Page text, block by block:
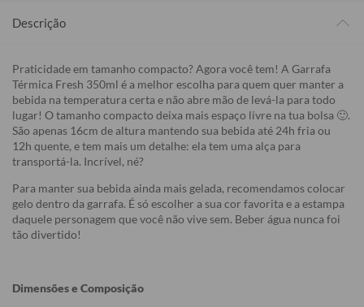
Descrição
Praticidade em tamanho compacto? Agora você tem! A Garrafa
Térmica Fresh 350ml é a melhor escolha para quem quer manter a
bebida na temperatura certa e não abre mão de levá-la para todo
lugar! O tamanho compacto deixa mais espaço livre na tua bolsa 🙂.
São apenas 16cm de altura mantendo sua bebida até 24h fria ou
12h quente, e tem mais um detalhe: ela tem uma alça para
transportá-la. Incrível, né?
Para manter sua bebida ainda mais gelada, recomendamos colocar
gelo dentro da garrafa. É só escolher a sua cor favorita e a estampa
daquele personagem que você não vive sem. Beber água nunca foi
tão divertido!
Dimensões e Composição